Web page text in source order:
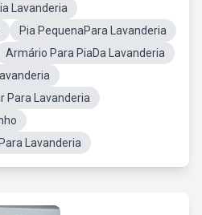
Lavanderia
Pia PequenaPara Lavanderia
Armário Para PiaDa Lavanderia
Para Lavanderia
Lavanderia